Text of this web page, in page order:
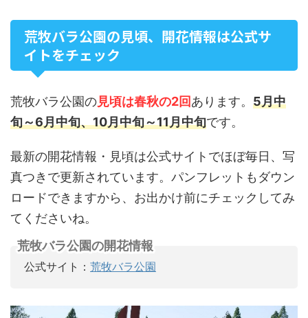
荒牧バラ公園の見頃、開花情報は公式サ
イトをチェック
荒牧バラ公園の見頃は春秋の2回あります。 5月中
旬～6月中旬、10月中旬～11月中旬です。
最新の開花情報・見頃は公式サイトでほぼ毎日、写
真つきで更新されています。パンフレットもダウン
ロードできますから、お出かけ前にチェックしてみ
てくださいね。
荒牧バラ公園の開花情報
公式サイト： 荒牧バラ公園